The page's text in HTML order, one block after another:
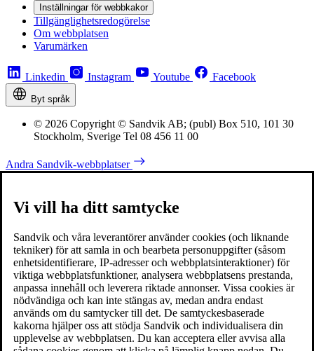
Inställningar för webbkakor
Tillgänglighetsredogörelse
Om webbplatsen
Varumärken
Linkedin Instagram Youtube Facebook
Byt språk
© 2026 Copyright © Sandvik AB; (publ) Box 510, 101 30
Stockholm, Sverige Tel 08 456 11 00
Andra Sandvik-webbplatser
Vi vill ha ditt samtycke
Sandvik och våra leverantörer använder cookies (och liknande
tekniker) för att samla in och bearbeta personuppgifter (såsom
enhetsidentifierare, IP-adresser och webbplatsinteraktioner) för
viktiga webbplatsfunktioner, analysera webbplatsens prestanda,
anpassa innehåll och leverera riktade annonser. Vissa cookies är
nödvändiga och kan inte stängas av, medan andra endast
används om du samtycker till det. De samtyckesbaserade
kakorna hjälper oss att stödja Sandvik och individualisera din
upplevelse av webbplatsen. Du kan acceptera eller avvisa alla